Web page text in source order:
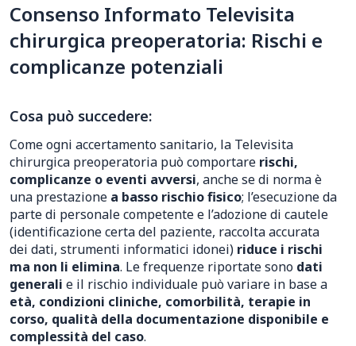
Consenso Informato Televisita
chirurgica preoperatoria: Rischi e
complicanze potenziali
Cosa può succedere:
Come ogni accertamento sanitario, la Televisita
chirurgica preoperatoria può comportare rischi,
complicanze o eventi avversi, anche se di norma è
una prestazione a basso rischio fisico; l’esecuzione da
parte di personale competente e l’adozione di cautele
(identificazione certa del paziente, raccolta accurata
dei dati, strumenti informatici idonei) riduce i rischi
ma non li elimina. Le frequenze riportate sono dati
generali e il rischio individuale può variare in base a
età, condizioni cliniche, comorbilità, terapie in
corso, qualità della documentazione disponibile e
complessità del caso.